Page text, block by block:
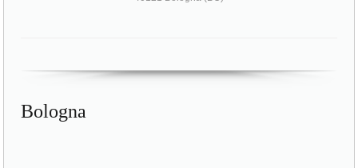
Bologna